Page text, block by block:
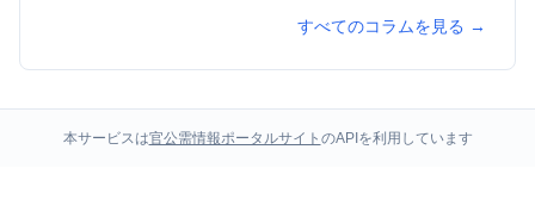
すべてのコラムを見る →
本サービスは官公需情報ポータルサイト のAPIを利用しています